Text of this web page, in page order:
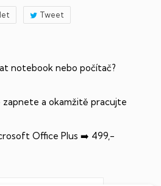
Tweet
notebook nebo počítač?
zapnete a okamžitě pracujte
Office Plus ➡️ 499,-